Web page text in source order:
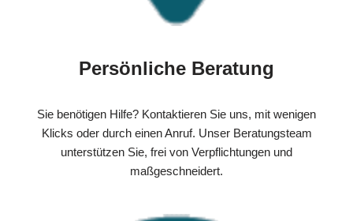
Persönliche Beratung
Sie benötigen Hilfe? Kontaktieren Sie uns, mit wenigen
Klicks oder durch einen Anruf. Unser Beratungsteam
unterstützen Sie, frei von Verpflichtungen und
maßgeschneidert.